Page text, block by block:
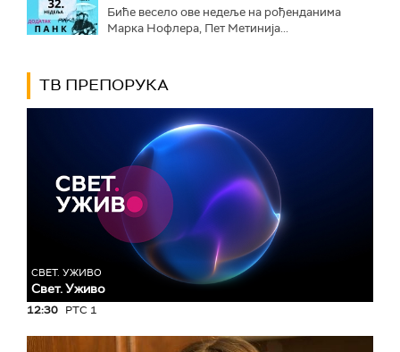
Биће весело ове недеље на рођенданима
Марка Нофлера, Пет Метинија...
ТВ ПРЕПОРУКА
СВЕТ. УЖИВО
Свет. Уживо
12:30 РТС 1